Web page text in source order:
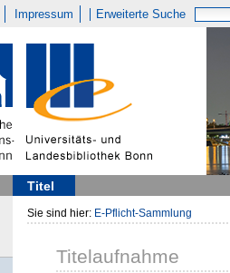
Impressum Erweiterte Suche
Titel
Sie sind hier: E-Pflicht-Sammlung
Titelaufnahme